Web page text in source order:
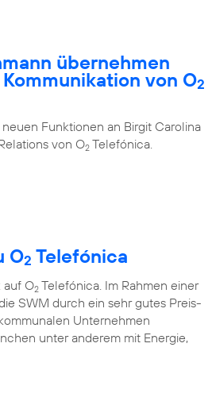
übernehmen
von O2
Funktionen an Birgit Carolina
von O2 Telefónica.
O2 Telefónica
auf O2 Telefónica. Im Rahmen einer
SWM durch ein sehr gutes Preis-
Unternehmen
unter anderem mit Energie,